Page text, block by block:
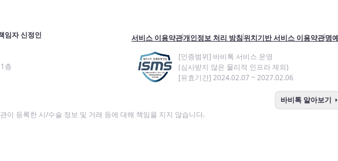
임자 신정인
층
서비스 이용약관개인정보 처리 방침위치기반 서비스 이용약관명
[인증범위] 바비톡 서비스 운영
(심사받지 않은 물리적 인프라 제외)
[유효기간] 2024.02.07 ~ 2027.02.06
바비톡 알아보기 arrow_right
이 등록한 시/수술 정보 및 거래 등에 대해 책임을 지지 않습니다.